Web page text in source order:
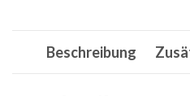
Beschreibung